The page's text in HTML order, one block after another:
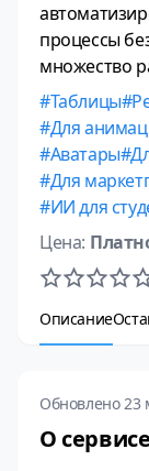
процессы
множество
Таблицы
Для
Аватары
Для
ИИ для
Цена:
Описание
Обновлено 23
О